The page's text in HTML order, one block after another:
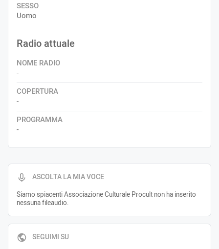
ASCOLTA LA MIA VOCE
Siamo spiacenti Associazione Culturale Procult non ha inserito
nessuna fileaudio.
SEGUIMI SU
SESSO
Uomo
Radio attuale
NOME RADIO
-
COPERTURA
-
PROGRAMMA
-